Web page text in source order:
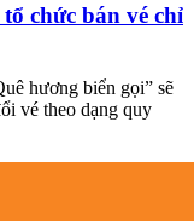
chức bán vé chỉ
hương biển gọi” sẽ
vé theo dạng quy